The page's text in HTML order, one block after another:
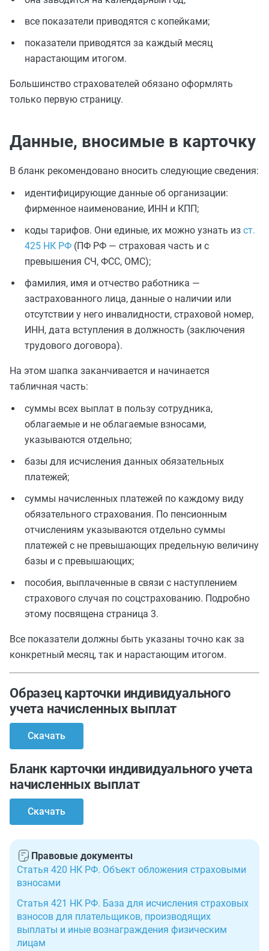
все показатели приводятся с копейками;
показатели приводятся за каждый месяц
нарастающим итогом.
Большинство страхователей обязано оформлять
только первую страницу.
Данные, вносимые в карточку
В бланк рекомендовано вносить следующие сведения:
идентифицирующие данные об организации:
фирменное наименование, ИНН и КПП;
коды тарифов. Они единые, их можно узнать из ст.
425 НК РФ (ПФ РФ — страховая часть и с
превышения СЧ, ФСС, ОМС);
фамилия, имя и отчество работника —
застрахованного лица, данные о наличии или
отсутствии у него инвалидности, страховой номер,
ИНН, дата вступления в должность (заключения
трудового договора).
На этом шапка заканчивается и начинается
табличная часть:
суммы всех выплат в пользу сотрудника,
облагаемые и не облагаемые взносами,
указываются отдельно;
базы для исчисления данных обязательных
платежей;
суммы начисленных платежей по каждому виду
обязательного страхования. По пенсионным
отчислениям указываются отдельно суммы
платежей с не превышающих предельную величину
базы и с превышающих;
пособия, выплаченные в связи с наступлением
страхового случая по соцстрахованию. Подробно
этому посвящена страница 3.
Все показатели должны быть указаны точно как за
конкретный месяц, так и нарастающим итогом.
Образец карточки индивидуального
учета начисленных выплат
Скачать
Бланк карточки индивидуального учета
начисленных выплат
Скачать
Правовые документы
Статья 420 НК РФ. Объект обложения страховыми
взносами
Статья 421 НК РФ. База для исчисления страховых
взносов для плательщиков, производящих
выплаты и иные вознаграждения физическим
лицам